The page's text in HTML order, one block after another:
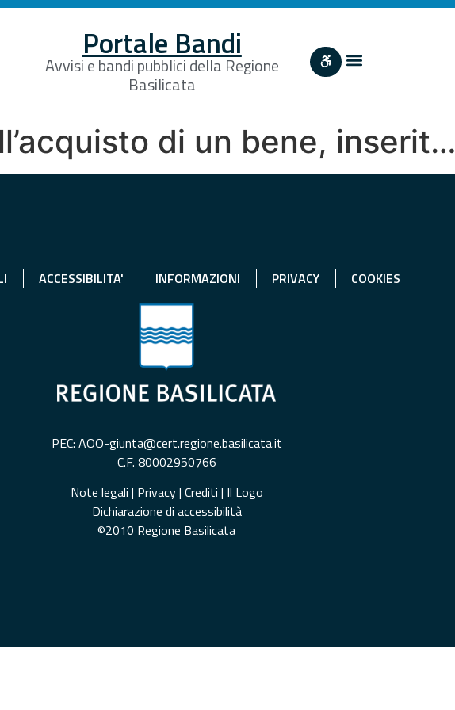
Portale Bandi
Avvisi e bandi pubblici della Regione
Basilicata
di un bene, inserit…
ACCESSIBILITA' INFORMAZIONI PRIVACY COOKIES
PEC: AOO-giunta@cert.regione.basilicata.it
C.F. 80002950766
Note legali | Privacy| Crediti | Il Logo
Dichiarazione di accessibilità
©2010 Regione Basilicata